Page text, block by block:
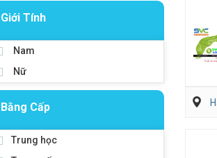
Giới Tính
Nam
Nữ
Bằng Cấp
Trung học